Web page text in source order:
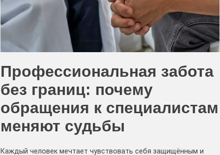
Профессиональная забота
без границ: почему
обращения к специалистам
меняют судьбы
Каждый человек мечтает чувствовать себя защищённым и